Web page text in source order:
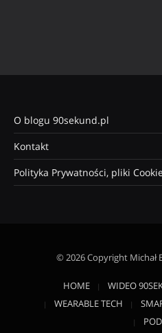
O blogu 90sekund.pl
Kontakt
Polityka Prywatności, pliki
© 2026 Copyright Michał
HOME WIDEO
WEARABLE TECH